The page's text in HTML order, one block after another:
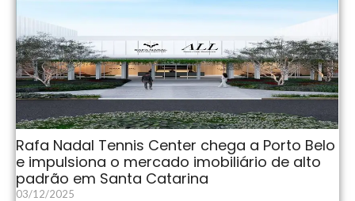
Rafa Nadal Tennis Center chega a Porto Belo
e impulsiona o mercado imobiliário de alto
padrão em Santa Catarina
03/12/2025